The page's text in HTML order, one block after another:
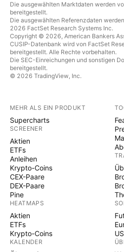
Die ausgewählten Marktdaten werden
bereitgestellt.
Die ausgewählten Referenzdaten
2026 FactSet Research Systems Inc.
Copyright © 2026, American Bankers
CUSIP-Datenbank wird von FactSet
bereitgestellt. Alle Rechte vorbehalten.
Die SEC-Einreichungen und sonstigen
bereitgestellt.
© 2026 TradingView, Inc.
MEHR ALS EIN PRODUKT
Supercharts
SCREENER
Aktien
ETFs
Anleihen
Krypto-Coins
CEX-Paare
DEX-Paare
Pine
HEATMAPS
Aktien
ETFs
Krypto-Coins
KALENDER